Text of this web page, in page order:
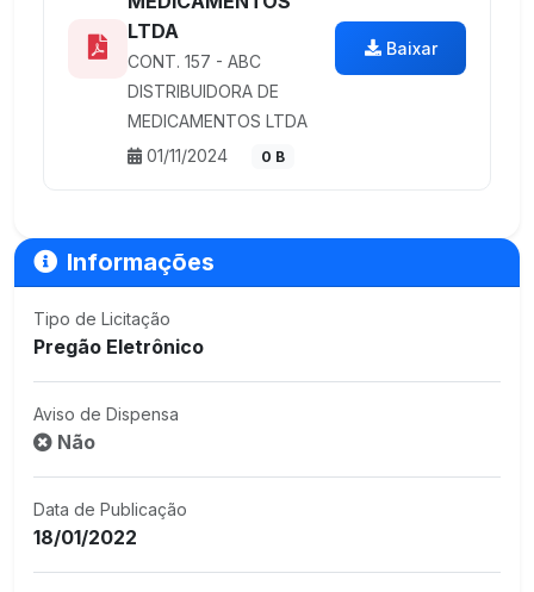
LTDA
CONT. 157 - ABC
DISTRIBUIDORA DE
MEDICAMENTOS LTDA
01/11/2024
0 B
Baixar
Informações
Tipo de Licitação
Pregão Eletrônico
Aviso de Dispensa
Não
Data de Publicação
18/01/2022